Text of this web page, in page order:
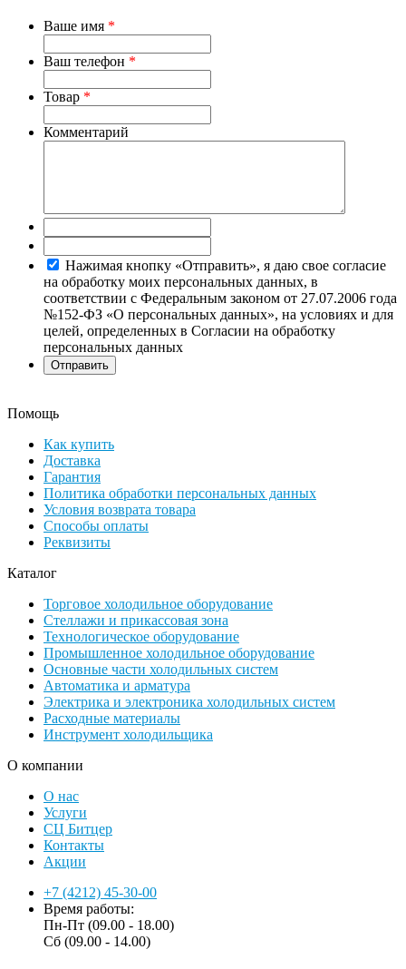
Ваше имя *
Ваш телефон *
Товар *
Комментарий
Нажимая кнопку «Отправить», я даю свое согласие
на обработку моих персональных данных, в
соответствии с Федеральным законом от 27.07.2006 года
№152-ФЗ «О персональных данных», на условиях и для
целей, определенных в Согласии на обработку
персональных данных
Помощь
Как купить
Доставка
Гарантия
Политика обработки персональных данных
Условия возврата товара
Способы оплаты
Реквизиты
Каталог
Торговое холодильное оборудование
Стеллажи и прикассовая зона
Технологическое оборудование
Промышленное холодильное оборудование
Основные части холодильных систем
Автоматика и арматура
Электрика и электроника холодильных систем
Расходные материалы
Инструмент холодильщика
О компании
О нас
Услуги
СЦ Битцер
Контакты
Акции
+7 (4212) 45-30-00
Время работы:
Пн-Пт (09.00 - 18.00)
Сб (09.00 - 14.00)